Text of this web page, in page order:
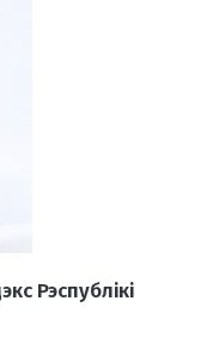
Рэспублікі